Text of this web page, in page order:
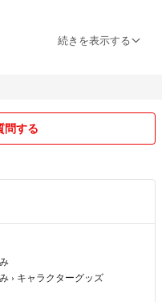
け下さい。
続きを表示する
問する
› キャラクターグッズ